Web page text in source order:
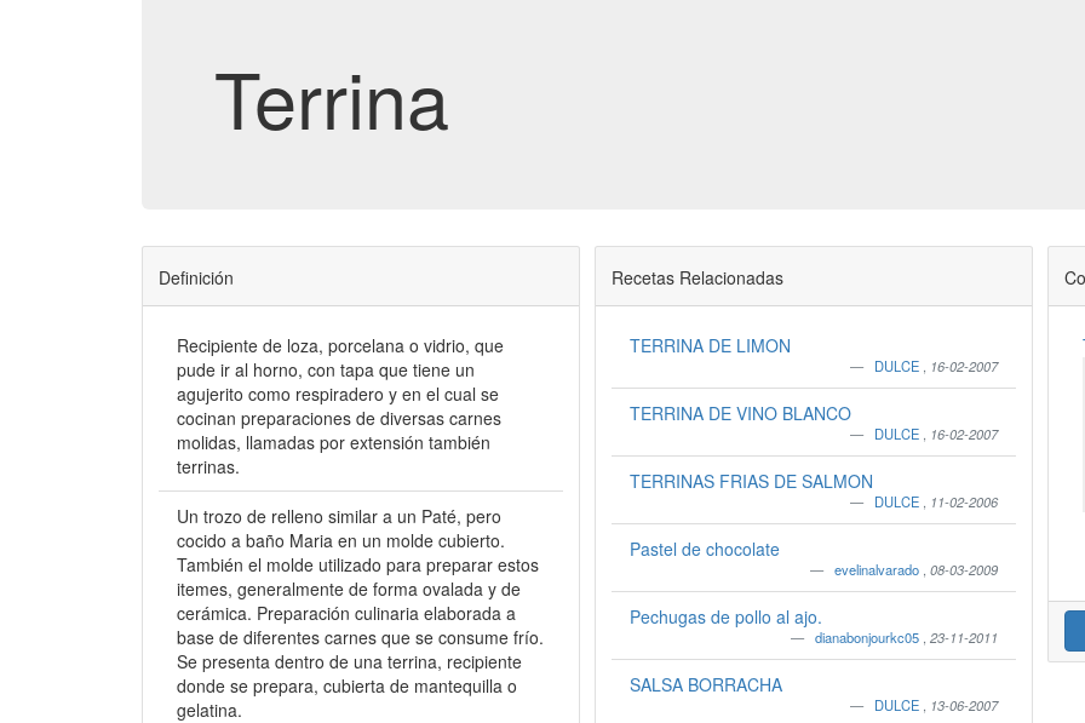
Terrina
Definición
Recipiente de loza, porcelana o vidrio, que
pude ir al horno, con tapa que tiene un
agujerito como respiradero y en el cual se
cocinan preparaciones de diversas carnes
molidas, llamadas por extensión también
terrinas.
Un trozo de relleno similar a un Paté, pero
cocido a baño Maria en un molde cubierto.
También el molde utilizado para preparar estos
itemes, generalmente de forma ovalada y de
cerámica. Preparación culinaria elaborada a
base de diferentes carnes que se consume frío.
Se presenta dentro de una terrina, recipiente
donde se prepara, cubierta de mantequilla o
gelatina.
Recetas Relacionadas
TERRINA DE LIMON
DULCE 16-02-2007
TERRINA DE VINO BLANCO
DULCE 16-02-2007
TERRINAS FRIAS DE SALMON
DULCE 11-02-2006
Pastel de chocolate
evelinalvarado ,08-03-2009
Pechugas de pollo al ajo.
dianabonjourkc05 ,23-11-2011
SALSA BORRACHA
DULCE 13-06-2007